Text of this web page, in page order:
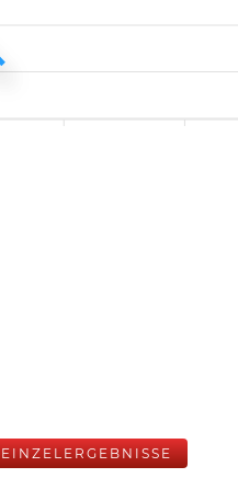
EINZELERGEBNISSE